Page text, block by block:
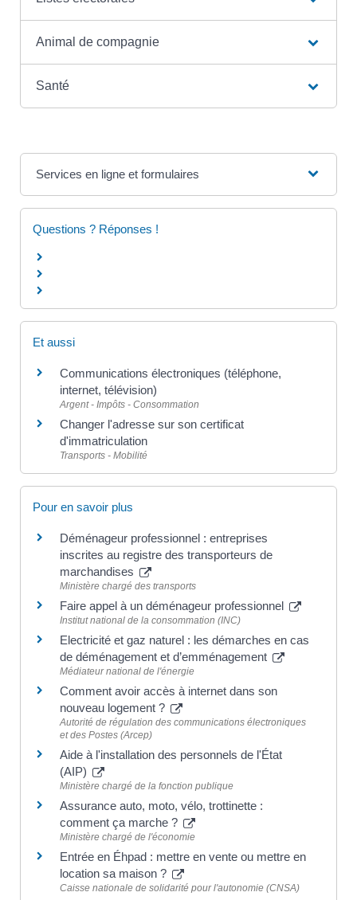
Animal de compagnie
Santé
Services en ligne et formulaires
Questions ? Réponses !
Et aussi
Communications électroniques (téléphone,
internet, télévision)
Argent - Impôts - Consommation
Changer l'adresse sur son certificat
d'immatriculation
Transports - Mobilité
Pour en savoir plus
Déménageur professionnel : entreprises
inscrites au registre des transporteurs de
marchandises
Ministère chargé des transports
Faire appel à un déménageur professionnel
Institut national de la consommation (INC)
Electricité et gaz naturel : les démarches en cas
de déménagement et d’emménagement
Médiateur national de l'énergie
Comment avoir accès à internet dans son
nouveau logement ?
Autorité de régulation des communications électroniques
et des Postes (Arcep)
Aide à l'installation des personnels de l'État
(AIP)
Ministère chargé de la fonction publique
Assurance auto, moto, vélo, trottinette :
comment ça marche ?
Ministère chargé de l'économie
Entrée en Éhpad : mettre en vente ou mettre en
location sa maison ?
Caisse nationale de solidarité pour l'autonomie (CNSA)